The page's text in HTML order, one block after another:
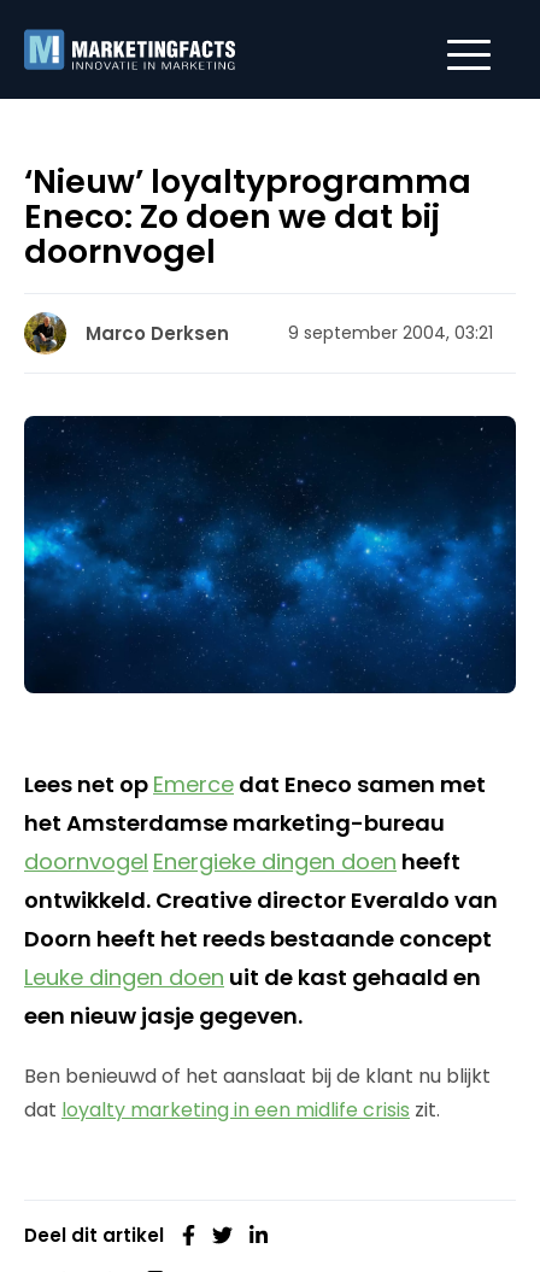
‘Nieuw’ loyaltyprogramma
Eneco: Zo doen we dat bij
doornvogel
Marco Derksen 9 september 2004, 03:21
Lees net op Emerce dat Eneco samen met
het Amsterdamse marketing-bureau
doornvogel Energieke dingen doen heeft
ontwikkeld. Creative director Everaldo van
Doorn heeft het reeds bestaande concept
Leuke dingen doen uit de kast gehaald en
een nieuw jasje gegeven.
Ben benieuwd of het aanslaat bij de klant nu blijkt
dat loyalty marketing in een midlife crisis zit.
Deel dit artikel